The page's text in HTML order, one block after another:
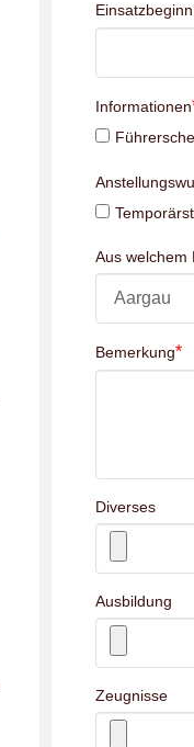
Informationen
Aus welchem
Bemerkung*
Diverses
Ausbildung
Zeugnisse